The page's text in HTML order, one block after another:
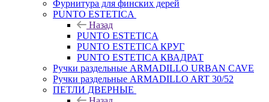
Фурнитура для финских дерей
PUNTO ESTETICA
Назад
PUNTO ESTETICA
PUNTO ESTETICA КРУГ
PUNTO ESTETICA КВАДРАТ
Ручки раздельные ARMADILLO URBAN CAVE
Ручки раздельные ARMADILLO ART 30/52
ПЕТЛИ ДВЕРНЫЕ